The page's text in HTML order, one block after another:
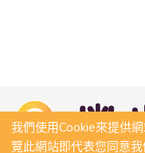
我們使用Cookie來提供
覽此網站即代表您同意